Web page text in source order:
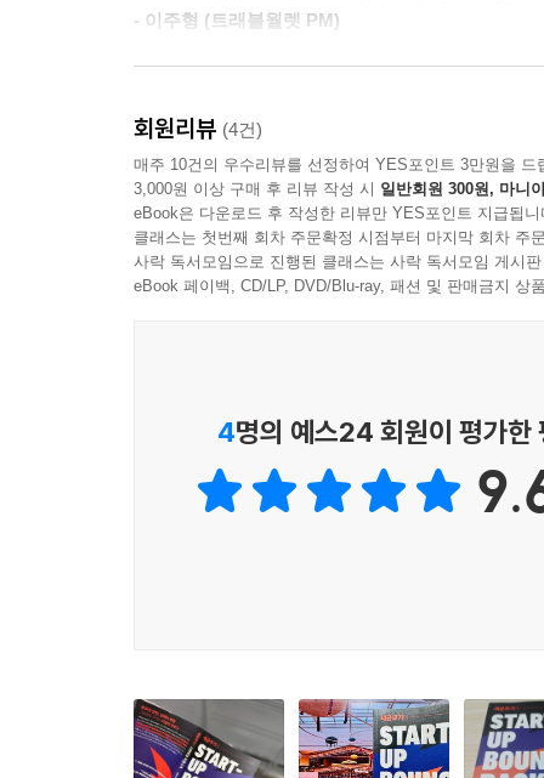
- 이주형 (트래블월렛 PM)
- 한날(차경묵) (푸딩캠프 대표)
회원리뷰 (4건)
매주 10건의 우수리뷰를 선정하여 YES포인트 3만원을 드
3,000원 이상 구매 후 리뷰 작성 시 일반회원 300원, 마니
eBook은 다운로드 후 작성한 리뷰만 YES포인트 지급됩니
클래스는 첫번째 회차 주문확정 시점부터 마지막 회차 주
사락 독서모임으로 진행된 클래스는 사락 독서모임 게시
eBook 페이백, CD/LP, DVD/Blu-ray, 패션 및 판매금지 상
4명의 예스24 회원이 평가한